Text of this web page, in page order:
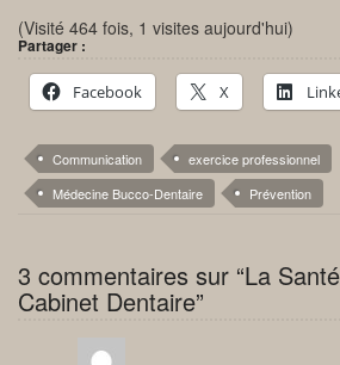
(Visité 464 fois, 1 visites aujourd'hui)
Partager :
Facebook X
Communication
exercice professionnel
Médecine Bucco-Dentaire
Prévention
3 commentaires sur “La
Cabinet Dentaire”